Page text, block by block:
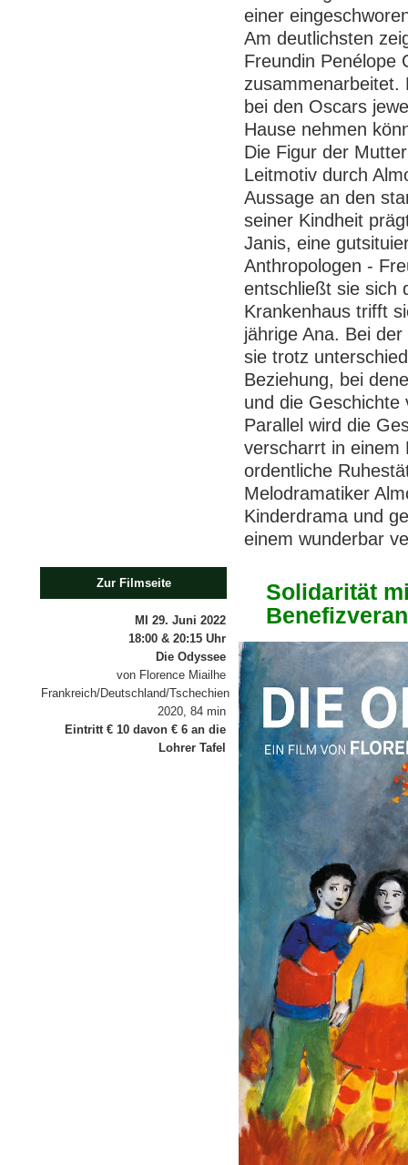
einer
Am deutlichsten
Freundin Penélope
zusammenarbeitet.
bei den Oscars
Hause nehmen
Die Figur der
Leitmotiv durch
Aussage an den
seiner Kindheit
Janis, eine
Anthropologen -
entschließt sie sich
Krankenhaus trifft
jährige Ana. Bei
sie trotz
Beziehung, bei
und die Geschichte
Parallel wird die
verscharrt in einem
ordentliche
Melodramatiker
Kinderdrama und
einem wunderbar
Zur Filmseite
MI 29. Juni 2022
18:00 & 20:15 Uhr
Die Odyssee
von Florence Miailhe
Frankreich/Deutschland/Tschechien
2020, 84 min
Eintritt € 10 davon € 6 an die
Lohrer Tafel
Solidarität